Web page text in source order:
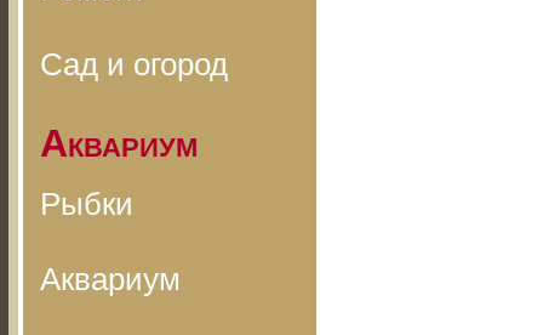
Сад и огород
Аквариум
Рыбки
Аквариум